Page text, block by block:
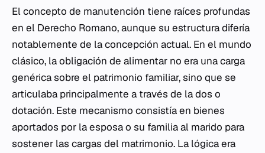
El concepto de manutención tiene raíces profundas
en el Derecho Romano, aunque su estructura difería
notablemente de la concepción actual. En el mundo
clásico, la obligación de alimentar no era una carga
genérica sobre el patrimonio familiar, sino que se
articulaba principalmente a través de lados o
dotación. Este mecanismo consistía en bienes
aportados por la esposa o su familia al marido para
sostener las cargas del matrimonio. La lógica era